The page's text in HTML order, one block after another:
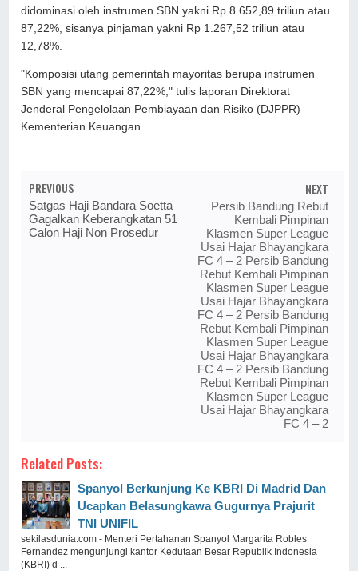
didominasi oleh instrumen SBN yakni Rp 8.652,89 triliun atau
87,22%, sisanya pinjaman yakni Rp 1.267,52 triliun atau
12,78%.
"Komposisi utang pemerintah mayoritas berupa instrumen
SBN yang mencapai 87,22%," tulis laporan Direktorat
Jenderal Pengelolaan Pembiayaan dan Risiko (DJPPR)
Kementerian Keuangan.
PREVIOUS
Satgas Haji Bandara Soetta
Gagalkan Keberangkatan 51
Calon Haji Non Prosedur
NEXT
Persib Bandung Rebut
Kembali Pimpinan
Klasmen Super League
Usai Hajar Bhayangkara
FC 4 – 2 Persib Bandung
Rebut Kembali Pimpinan
Klasmen Super League
Usai Hajar Bhayangkara
FC 4 – 2 Persib Bandung
Rebut Kembali Pimpinan
Klasmen Super League
Usai Hajar Bhayangkara
FC 4 – 2 Persib Bandung
Rebut Kembali Pimpinan
Klasmen Super League
Usai Hajar Bhayangkara
FC 4 – 2
Related Posts:
Spanyol Berkunjung Ke KBRI Di Madrid Dan
Ucapkan Belasungkawa Gugurnya Prajurit
TNI UNIFIL
sekilasdunia.com - Menteri Pertahanan Spanyol Margarita Robles
Fernandez mengunjungi kantor Kedutaan Besar Republik Indonesia
(KBRI) d ...